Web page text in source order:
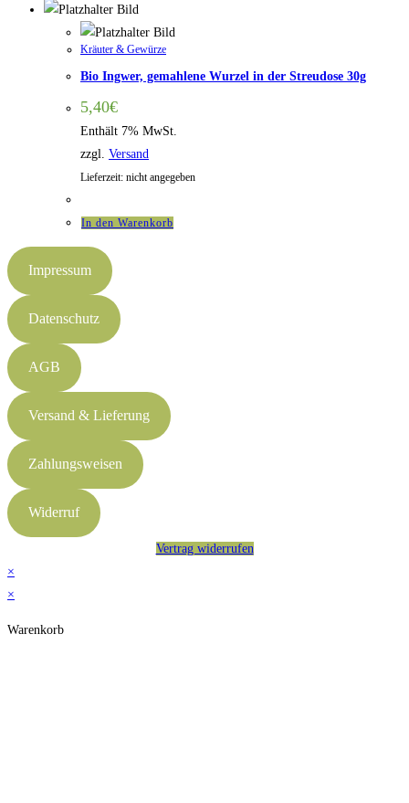
Kräuter & Gewürze
Bio Ingwer, gemahlene Wurzel in der Streudose 30g
5,40€
Enthält 7% MwSt.
zzgl. Versand
Lieferzeit: nicht angegeben
In den Warenkorb
Impressum
Datenschutz
AGB
Versand & Lieferung
Zahlungsweisen
Widerruf
Vertrag widerrufen
×
×
Warenkorb